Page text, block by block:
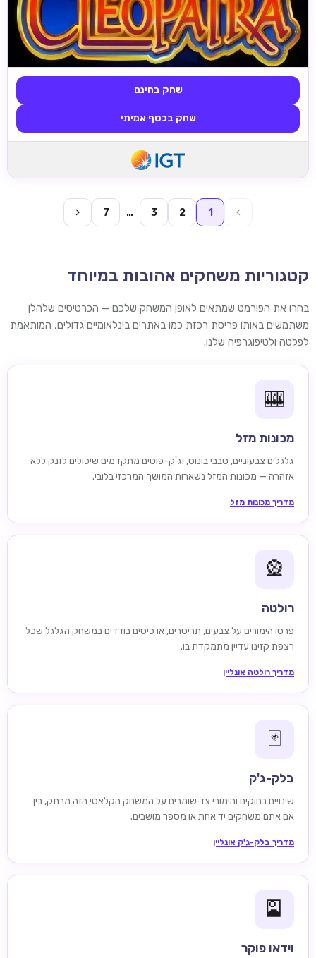
שחק בחינם
שחק בכסף אמיתי
1
2
3
…
7
קטגוריות משחקים אהובות במיוחד
בחרו את הפורמט שמתאים לאופן המשחק שלכם — הכרטיסים שלהלן
משתמשים באותו פריסת רכזת כמו באתרים בינלאומיים גדולים, המותאמת
לפלטה ולטיפוגרפיה שלנו.
🎰
מכונות מזל
גלגלים צבעוניים, סבבי בונוס, וג'ק-פוטים מתקדמים שיכולים לזנק ללא
אזהרה — מכונות המזל נשארות המושך המרכזי בלובי.
מדריך מכונות מזל
🎡
רולטה
פרסו הימורים על צבעים, תריסרים, או כיסים בודדים במשחק הגלגל שכל
רצפת קזינו עדיין מתמקדת בו.
מדריך רולטה אונליין
🃏
בלק-ג'ק
שינויים בחוקים והימורי צד שומרים על המשחק הקלאסי הזה מרתק, בין
אם אתם משחקים יד אחת או מספר מושבים.
מדריך בלק-ג'ק אונליין
🎴
וידאו פוקר